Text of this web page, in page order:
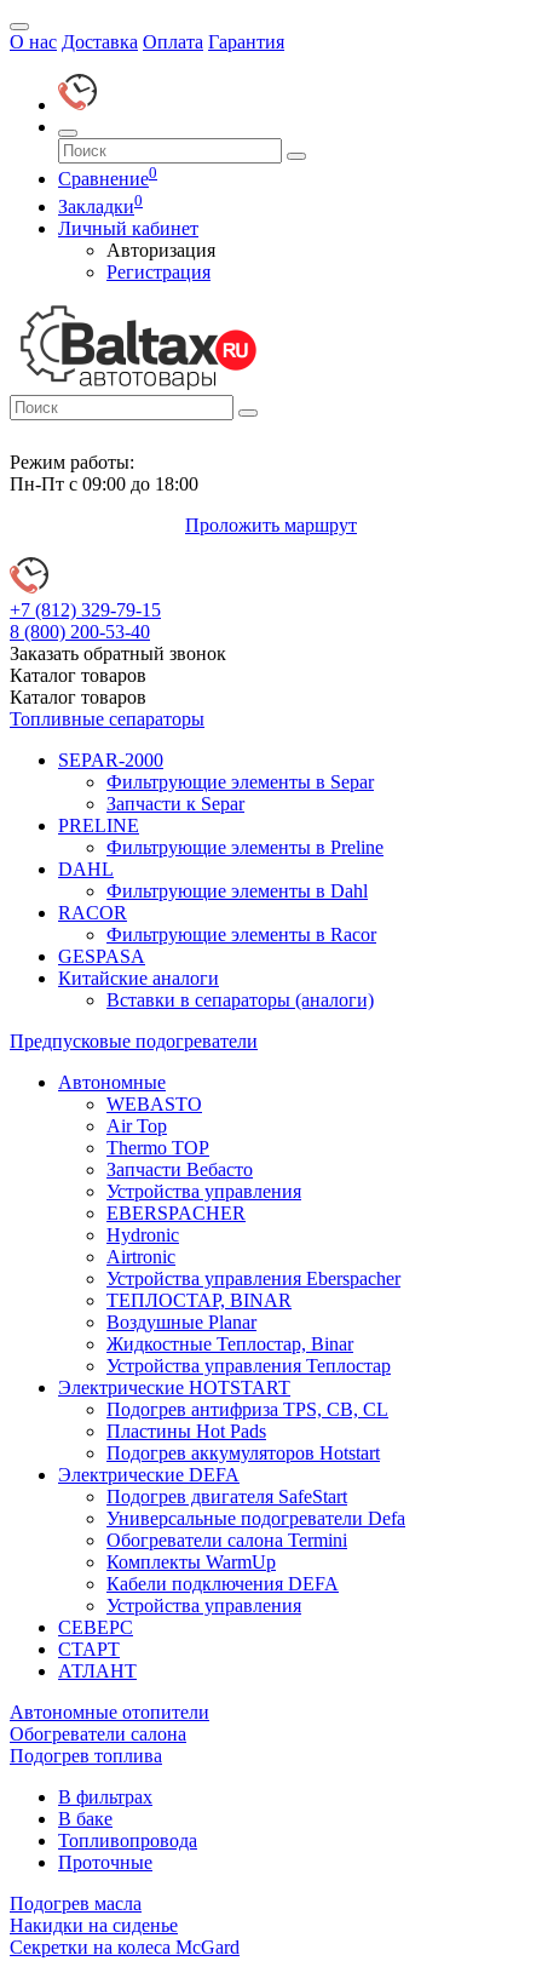
О нас Доставка Оплата Гарантия
Сравнение0
Закладки0
Личный кабинет
Авторизация
Регистрация
Режим работы:
Пн-Пт с 09:00 до 18:00
Проложить маршрут
+7 (812) 329-79-15
8 (800) 200-53-40
Заказать обратный звонок
Каталог товаров
Каталог товаров
Топливные сепараторы
SEPAR-2000
Фильтрующие элементы в Separ
Запчасти к Separ
PRELINE
Фильтрующие элементы в Preline
DAHL
Фильтрующие элементы в Dahl
RACOR
Фильтрующие элементы в Racor
GESPASA
Китайские аналоги
Вставки в сепараторы (аналоги)
Предпусковые подогреватели
Автономные
WEBASTO
Air Top
Thermo TOP
Запчасти Вебасто
Устройства управления
EBERSPACHER
Hydronic
Airtronic
Устройства управления Eberspacher
ТЕПЛОСТАР, BINAR
Воздушные Planar
Жидкостные Теплостар, Binar
Устройства управления Теплостар
Электрические HOTSTART
Подогрев антифриза TPS, CB, CL
Пластины Hot Pads
Подогрев аккумуляторов Hotstart
Электрические DEFA
Подогрев двигателя SafeStart
Универсальные подогреватели Defa
Обогреватели салона Termini
Комплекты WarmUp
Кабели подключения DEFA
Устройства управления
СЕВЕРС
СТАРТ
АТЛАНТ
Автономные отопители
Обогреватели салона
Подогрев топлива
В фильтрах
В баке
Топливопровода
Проточные
Подогрев масла
Накидки на сиденье
Секретки на колеса McGard